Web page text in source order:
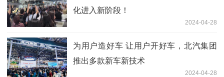
化进入新阶段！
2024-04-28
为用户造好车 让用户开好车，北汽集团
推出多款新车新技术
2024-04-28